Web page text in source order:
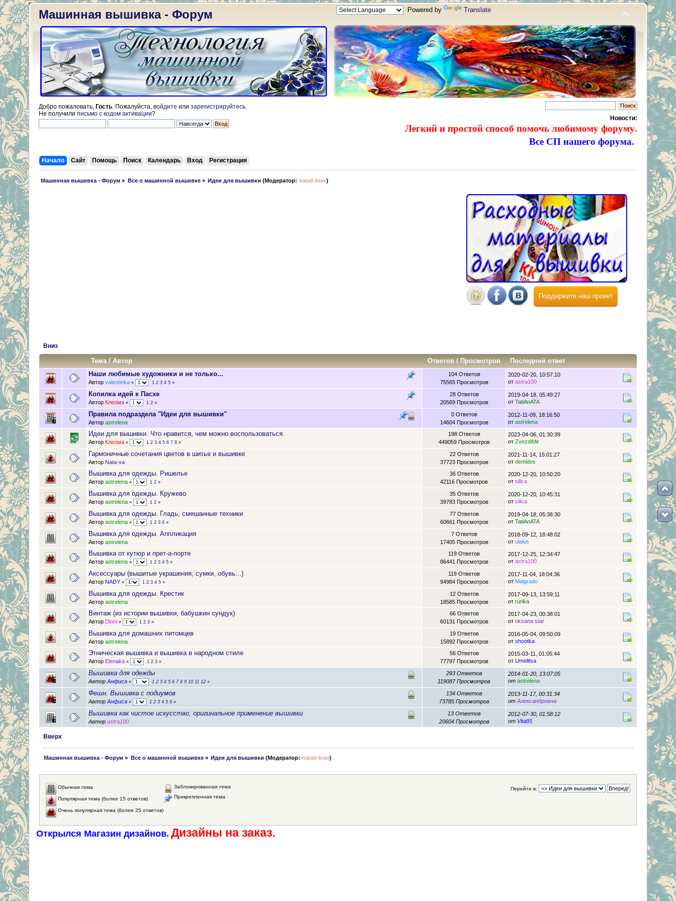
Машинная вышивка - Форум Powered by Translate
Добро пожаловать, Гость . Пожалуйста, войдите или зарегистрируйтесь
Не получили письмо с кодом активации?
Новости:
Легкий и простой способ помочь любимому форуму.
Все СП нашего форума.
Начало Сайт Помощь Поиск Календарь Вход Регистрация
Машинная вышивка - Форум » Все о машинной вышивке» Идеи для вышивки (Модератор:natali-krav)
Поддержите наш проект
Вниз
Тема/Автор Ответов/ Просмотров
Последний ответ
Наши любимые художники и не только...
Автор valentinka « 1 2 3 4 5 »
104 Ответов
75565 Просмотров
2020-02-20, 10:57:10
от astra100
Копилка идей к Пасхе
Автор Клеома « 1 2 »
28 Ответов
20569 Просмотров
2019-04-18, 05:49:27
от TatiAnATA
Правила подраздела "Идеи для вышивки"
Автор astrelena
0 Ответов
14604 Просмотров
2012-11-09, 18:16:50
от astrelena
Идеи для вышивки. Что нравится, чем можно воспользоваться.
Автор Клеома « 1 2 3 4 5 6 7 8 »
198 Ответов
449059 Просмотров
2023-04-06, 01:30:39
от ZvezdiMir
Гармоничные сочетания цветов в шитье и вышивке
Автор Nata-xa
22 Ответов
37723 Просмотров
2021-11-14, 15:01:27
от demidos
Вышивка для одежды. Ришелье
Автор astrelena « 1 2 »
36 Ответов
42116 Просмотров
2020-12-20, 10:50:20
от silica
Вышивка для одежды. Кружево
Автор astrelena « 1 2 »
35 Ответов
39783 Просмотров
2020-12-20, 10:45:31
от silica
Вышивка для одежды. Гладь, смешанные техники
Автор astrelena « 1 2 3 4 »
77 Ответов
60661 Просмотров
2019-04-18, 05:36:30
от TatiAnATA
Вышивка для одежды. Аппликация
Автор astrelena
7 Ответов
17405 Просмотров
2018-09-12, 18:48:02
от ulalus
Вышивка от кутюр и прет-а-порте
Автор astrelena « 1 2 3 4 5 »
119 Ответов
86441 Просмотров
2017-12-25, 12:34:47
от astra100
Аксессуары (вышитые украшения, сумки, обувь...)
Автор NADY « 1 2 3 4 5 »
119 Ответов
94984 Просмотров
2017-11-04, 18:04:36
от Malgrado
Вышивка для одежды. Крестик
Автор astrelena
12 Ответов
18585 Просмотров
2017-09-13, 13:59:11
от rurika
Винтаж (из истории вышивки, бабушкин сундук)
Автор Dinni « 1 2 3 »
66 Ответов
60131 Просмотров
2017-04-23, 00:38:01
от oksana star
Вышивка для домашних питомцев
Автор astrelena
19 Ответов
15892 Просмотров
2016-05-04, 09:50:09
от shootka
Этническая вышивка и вышивка в народном стиле
Автор Elenaka « 1 2 3 »
56 Ответов
77797 Просмотров
2015-03-11, 01:05:44
от Umelitsa
Вышивка для одежды
АвторАнфиса « 1 2 3 4 5 6 7 8 9 10 11 12 »
293 Ответов
119087 Просмотров
2014-01-20, 13:07:05
от astrelena
Фешн. Вышивка с подиумов
АвторАнфиса « 1 2 3 4 5 6 »
134 Ответов
73785 Просмотров
2013-11-17, 00:31:34
отАлександровна
Вышивка как чистое искусство, оригинальное применение вышивки
Автор astra100
13 Ответов
20604 Просмотров
2012-07-30, 01:58:12
от Vita85
Вверх
Машинная вышивка - Форум » Все о машинной вышивке» Идеи для вышивки (Модератор:natali-krav)
Перейти в:
Обычная тема
Популярная тема (более 15 ответов)
Очень популярная тема (более 25 ответов)
Заблокированная тема
Прикрепленная тема
Открылся Магазин дизайнов. Дизайны на заказ.